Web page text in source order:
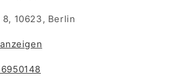
10623, Berlin